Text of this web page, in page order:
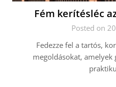
Fém kerítésléc
Posted on
Fedezze fel a tartós,
megoldásokat, amelyek